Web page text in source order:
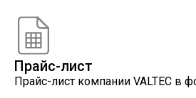
Прайс-лист
Прайс-лист компании VALTEC в